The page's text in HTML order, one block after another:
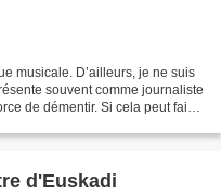
musicale. D’ailleurs, je ne suis
souvent comme journaliste
de démentir. Si cela peut faire
d'Euskadi